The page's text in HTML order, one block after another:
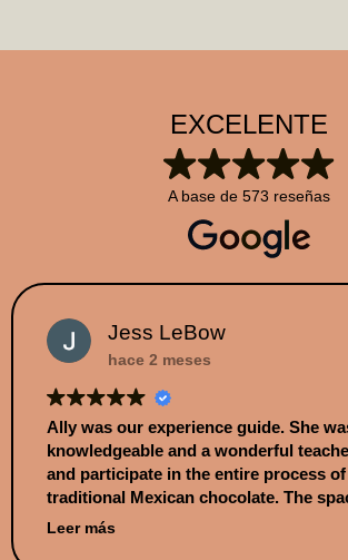
EXCELENTE
A base de 573 reseñas
Jess LeBow
hace 2 meses
Ally was our experience guide. She
knowledgeable and a wonderful
and participate in the entire process
traditional Mexican chocolate. The
stunning. You get to choose what
Leer más